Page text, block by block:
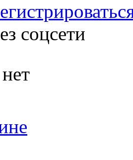
соцсети